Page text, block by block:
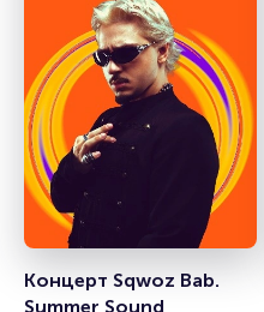
Концерт Sqwoz Bab.
Summer Sound